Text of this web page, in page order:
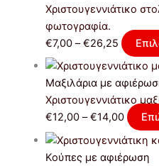
Χριστουγεννιάτικο
φωτογραφία.
€7,00 – €26,25
Μαξιλάρια με
Xριστουγεννιάτικο
€12,00 – €14,00
Κούπες με αφιέρωση